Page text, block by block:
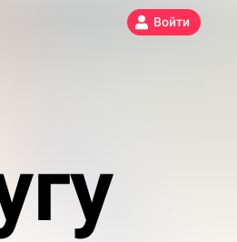
Войти